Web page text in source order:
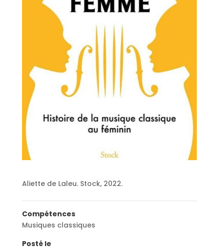
Aliette de Laleu. Stock, 2022.
Compétences
Musiques classiques
Posté le